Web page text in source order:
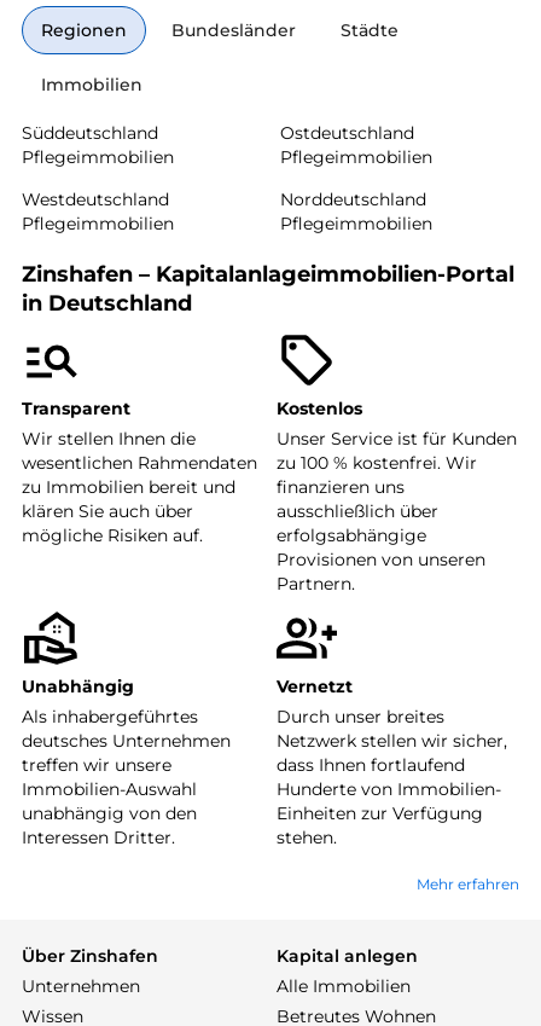
Regionen Bundesländer Städte
Immobilien
Süddeutschland
Pflegeimmobilien
Ostdeutschland
Pflegeimmobilien
Westdeutschland
Pflegeimmobilien
Norddeutschland
Pflegeimmobilien
Zinshafen – Kapitalanlageimmobilien-Portal
in Deutschland
Transparent
Wir stellen Ihnen die
wesentlichen Rahmendaten
zu Immobilien bereit und
klären Sie auch über
mögliche Risiken auf.
Kostenlos
Unser Service ist für Kunden
zu 100 % kostenfrei. Wir
finanzieren uns
ausschließlich über
erfolgsabhängige
Provisionen von unseren
Partnern.
Unabhängig
Als inhabergeführtes
deutsches Unternehmen
treffen wir unsere
Immobilien-Auswahl
unabhängig von den
Interessen Dritter.
Vernetzt
Durch unser breites
Netzwerk stellen wir sicher,
dass Ihnen fortlaufend
Hunderte von Immobilien-
Einheiten zur Verfügung
stehen.
Mehr erfahren
Über Zinshafen
Unternehmen
Wissen
Kapital anlegen
Alle Immobilien
Betreutes Wohnen